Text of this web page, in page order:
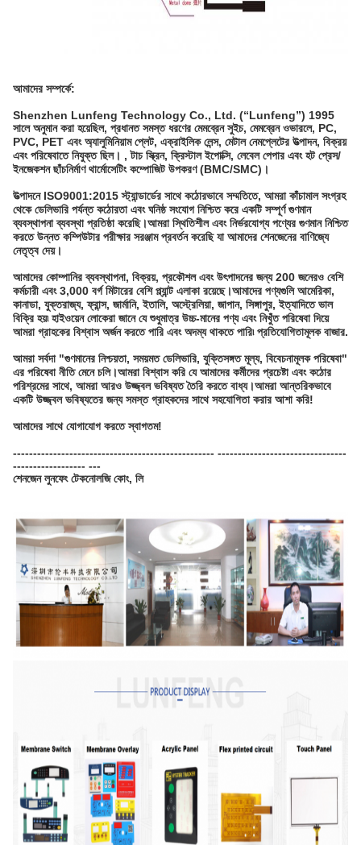
আমাদের সম্পর্কে:
Shenzhen Lunfeng Technology Co., Ltd. (“Lunfeng”) 1995
সালে অনুমান করা হয়েছিল, প্রধানত সমস্ত ধরণের মেমব্রেন সুইচ, মেমব্রেন ওভারলে, PC,
PVC, PET এবং অ্যালুমিনিয়াম প্লেট, এক্রাইলিক লেন্স, মেটাল নেমপ্লেটের উত্পাদন, বিক্রয়
এবং পরিষেবাতে নিযুক্ত ছিল। , টাচ স্ক্রিন, ক্রিস্টাল ইপোক্সি, লেবেল পেপার এবং হট প্রেস/
ইনজেকশন ছাঁচনির্মাণ থার্মোসেটিং কম্পোজিট উপকরণ (BMC/SMC)।
উত্পাদনে ISO9001:2015 স্ট্যান্ডার্ডের সাথে কঠোরভাবে সম্মতিতে, আমরা কাঁচামাল সংগ্রহ
থেকে ডেলিভারি পর্যন্ত কঠোরতা এবং ঘনিষ্ঠ সংযোগ নিশ্চিত করে একটি সম্পূর্ণ গুণমান
ব্যবস্থাপনা ব্যবস্থা প্রতিষ্ঠা করেছি।আমরা স্থিতিশীল এবং নির্ভরযোগ্য পণ্যের গুণমান নিশ্চিত
করতে উন্নত কম্পিউটার পরীক্ষার সরঞ্জাম প্রবর্তন করেছি যা আমাদের শেনজেনের বাণিজ্যে
নেতৃত্ব দেয়।
আমাদের কোম্পানির ব্যবস্থাপনা, বিক্রয়, প্রকৌশল এবং উৎপাদনের জন্য 200 জনেরও বেশি
কর্মচারী এবং 3,000 বর্গ মিটারের বেশি প্ল্যান্ট এলাকা রয়েছে।আমাদের পণ্যগুলি আমেরিকা,
কানাডা, যুক্তরাজ্য, ফ্রান্স, জার্মানি, ইতালি, অস্ট্রেলিয়া, জাপান, সিঙ্গাপুর, ইত্যাদিতে ভাল
বিক্রি হয়৷ হাইওয়েন লোকেরা জানে যে শুধুমাত্র উচ্চ-মানের পণ্য এবং নিখুঁত পরিষেবা দিয়ে
আমরা গ্রাহকের বিশ্বাস অর্জন করতে পারি এবং অদম্য থাকতে পারি৷ প্রতিযোগিতামূলক বাজার.
আমরা সর্বদা "গুণমানের নিশ্চয়তা, সময়মত ডেলিভারি, যুক্তিসঙ্গত মূল্য, বিবেচনামূলক পরিষেবা"
এর পরিষেবা নীতি মেনে চলি।আমরা বিশ্বাস করি যে আমাদের কর্মীদের প্রচেষ্টা এবং কঠোর
পরিশ্রমের সাথে, আমরা আরও উজ্জ্বল ভবিষ্যত তৈরি করতে বাধ্য।আমরা আন্তরিকভাবে
একটি উজ্জ্বল ভবিষ্যতের জন্য সমস্ত গ্রাহকদের সাথে সহযোগিতা করার আশা করি!
আমাদের সাথে যোগাযোগ করতে স্বাগতম!
-------------------------------------------------- --------------------------------
------------------ ---
শেনজেন লুনফেং টেকনোলজি কোং, লি